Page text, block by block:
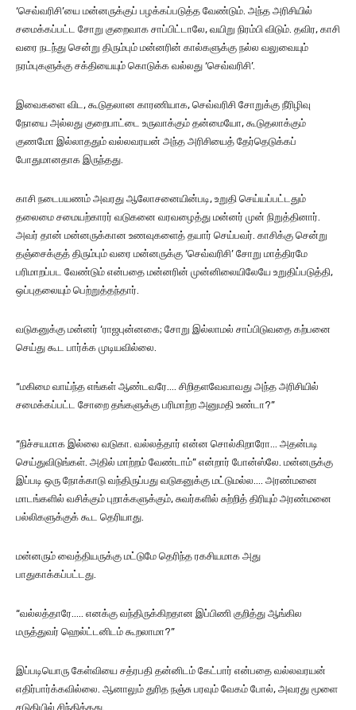
‘செவ்வரிசி’யை மன்னருக்குப் பழக்கப்படுத்த வேண்டும். அந்த அரிசியில்
சமைக்கப்பட்ட சோறு குறைவாக சாப்பிட்டாலே, வயிறு நிரம்பி விடும். தவிர, காசி
வரை நடந்து சென்று திரும்பும் மன்னரின் கால்களுக்கு நல்ல வலுவையும்
நரம்புகளுக்கு சக்தியையும் கொடுக்க வல்லது ‘செவ்வரிசி’.
இவைகளை விட, கூடுதலான காரணியாக, செவ்வரிசி சோறுக்கு நீரிழிவு
நோயை அல்லது குறைபாட்டை உருவாக்கும் தன்மையோ, கூடுதலாக்கும்
குணமோ இல்லாததும் வல்லவரயன் அந்த அரிசியைத் தேர்தெடுக்கப்
போதுமானதாக இருந்தது.
காசி நடைபயணம் அவரது ஆலோசனையின்படி, உறுதி செய்யப்பட்டதும்
தலைமை சமையற்காரர் வடுகனை வரவழைத்து மன்னர் முன் நிறுத்தினார்.
அவர் தான் மன்னருக்கான உணவுகளைத் தயார் செய்பவர். காசிக்கு சென்று
தஞ்சைக்குத் திரும்பும் வரை மன்னருக்கு ‘செவ்வரிசி’ சோறு மாத்திரமே
பரிமாறப்பட வேண்டும் என்பதை மன்னரின் முன்னிலையிலேயே உறுதிப்படுத்தி,
ஒப்புதலையும் பெற்றுத்தந்தார்.
வடுகனுக்கு மன்னர் ‘ராஜபுன்னகை; சோறு இல்லாமல் சாப்பிடுவதை கற்பனை
செய்து கூட பார்க்க முடியவில்லை.
“மகிமை வாய்ந்த எங்கள் ஆண்டவரே…. சிறிதளவேவாவது அந்த அரிசியில்
சமைக்கப்பட்ட சோறை தங்களுக்கு பரிமாற்ற அனுமதி உண்டா?”
“நிச்சயமாக இல்லை வடுகா. வல்லத்தார் என்ன சொல்கிறாரோ… அதன்படி
செய்துவிடுங்கள். அதில் மாற்றம் வேண்டாம்” என்றார் போன்ஸ்லே. மன்னருக்கு
இப்படி ஒரு நோக்காடு வந்திருப்பது வடுகனுக்கு மட்டுமல்ல…. அரண்மனை
மாடங்களில் வசிக்கும் புறாக்களுக்கும், சுவர்களில் சுற்றித் திரியும் அரண்மனை
பல்லிகளுக்குக் கூட தெரியாது.
மன்னரும் வைத்தியருக்கு மட்டுமே தெரிந்த ரகசியமாக அது
பாதுகாக்கப்பட்டது.
“வல்லத்தாரே….. எனக்கு வந்திருக்கிறதான இப்பிணி குறித்து ஆங்கில
மருத்துவர் ஹெல்ட்டனிடம் கூறலாமா?”
இப்படியொரு கேள்வியை சத்ரபதி தன்னிடம் கேட்பார் என்பதை வல்லவரயன்
எதிர்பார்க்கவில்லை. ஆனாலும் துரித நஞ்சு பரவும் வேகம் போல், அவரது மூளை
சடுதியில் சிந்தித்தது.